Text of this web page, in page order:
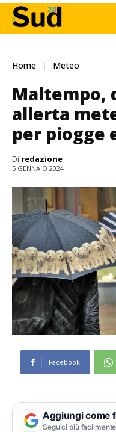
Home Meteo
Maltempo,
allerta
per piogge
Di redazione
5 GENNAIO 2024
Facebook
Aggiungi come
Seguici più